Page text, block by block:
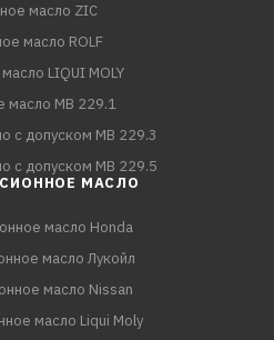
масло ZIC
масло ROLF
LIQUI MOLY
масло MB 229.1
с допуском MB 229.3
с допуском MB 229.5
МАСЛО
масло Honda
масло Лукойл
масло Nissan
масло Liqui Moly